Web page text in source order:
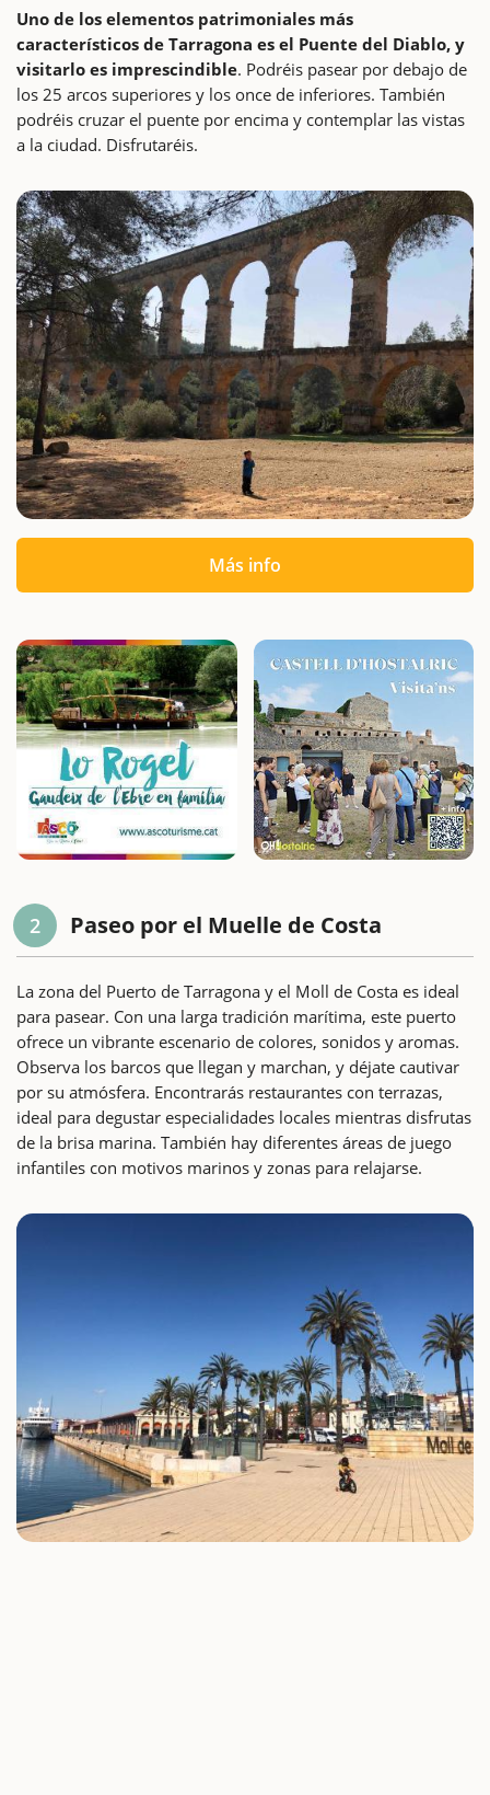
Uno de los elementos patrimoniales más
característicos de Tarragona es el Puente del Diablo, y
visitarlo es imprescindible. Podréis pasear por debajo de
los 25 arcos superiores y los once de inferiores. También
podréis cruzar el puente por encima y contemplar las vistas
a la ciudad. Disfrutaréis.
Más info
2 Paseo por el Muelle de Costa
La zona del Puerto de Tarragona y el Moll de Costa es ideal
para pasear. Con una larga tradición marítima, este puerto
ofrece un vibrante escenario de colores, sonidos y aromas.
Observa los barcos que llegan y marchan, y déjate cautivar
por su atmósfera. Encontrarás restaurantes con terrazas,
ideal para degustar especialidades locales mientras disfrutas
de la brisa marina. También hay diferentes áreas de juego
infantiles con motivos marinos y zonas para relajarse.